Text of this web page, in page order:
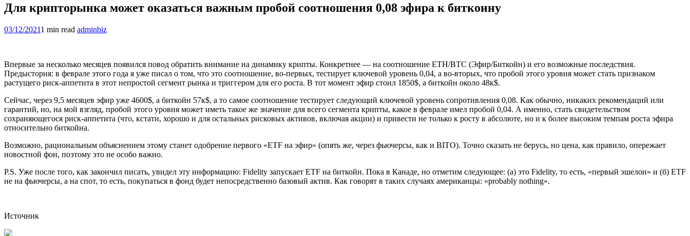
Для крипторынка может оказаться важным пробой соотношения 0,08 эфира к биткоину
03/12/20211 min read adminbiz
Впервые за несколько месяцев появился повод обратить внимание на динамику крипты. Конкретнее — на соотношение ETH/BTC (Эфир/Биткойн) и его возможные последствия.
Предыстория: в феврале этого года я уже писал о том, что это соотношение, во-первых, тестирует ключевой уровень 0,04, а во-вторых, что пробой этого уровня может стать признаком
растущего риск-аппетита в этот непростой сегмент рынка и триггером для его роста. В тот момент эфир стоил 1850$, а биткойн около 48к$.
Сейчас, через 9,5 месяцев эфир уже 4600$, а биткойн 57к$, а то самое соотношение тестирует следующий ключевой уровень сопротивления 0,08. Как обычно, никаких рекомендаций или
гарантий, но, на мой взгляд, пробой этого уровня может иметь такое же значение для всего сегмента крипты, какое в феврале имел пробой 0,04. А именно, стать свидетельством
сохраняющегося риск-аппетита (что, кстати, хорошо и для остальных рисковых активов, включая акции) и привести не только к росту в абсолюте, но и к более высоким темпам роста эфира
относительно биткойна.
Возможно, рациональным объяснением этому станет одобрение первого «ETF на эфир» (опять же, через фьючерсы, как и BITO). Точно сказать не берусь, но цена, как правило, опережает
новостной фон, поэтому это не особо важно.
P.S. Уже после того, как закончил писать, увидел эту информацию: Fidelity запускает ETF на биткойн. Пока в Канаде, но отметим следующее: (а) это Fidelity, то есть, «первый эшелон» и (б) ETF
не на фьючерсы, а на спот, то есть, покупаться в фонд будет непосредственно базовый актив. Как говорят в таких случаях американцы: «probably nothing».
Источник